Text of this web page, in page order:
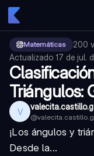
Matemáticas 200
Actualizado 17 de jul.
Triángulos:
V valecita.castillo.g
@
¡Los ángulos y
Desde la...